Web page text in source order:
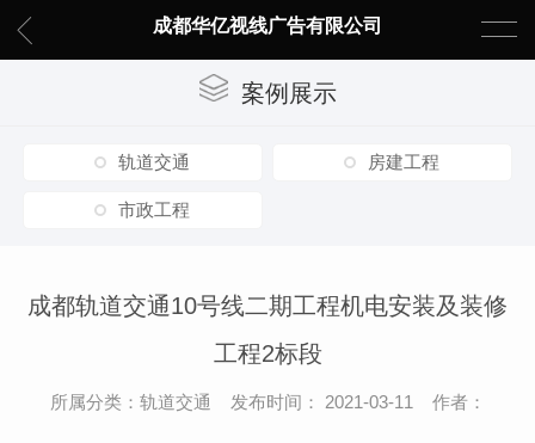
成都华亿视线广告有限公司
案例展示
轨道交通 房建工程
市政工程
成都轨道交通10号线二期工程机电安装及装修
工程2标段
所属分类：轨道交通 发布时间： 2021-03-11 作者：